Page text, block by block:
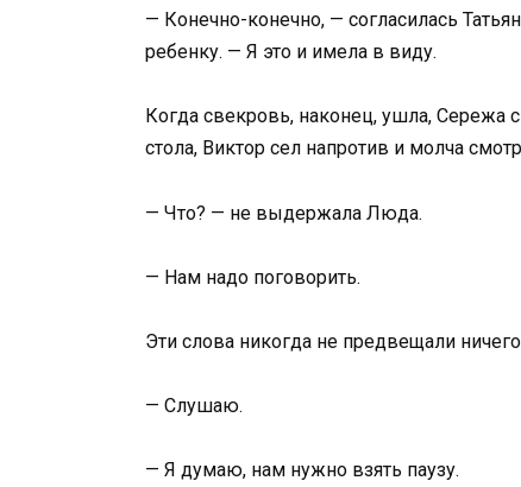
— Конечно-конечно, — согласилась
ребенку. — Я это и имела в виду.
Когда свекровь, наконец, ушла, Сережа
стола, Виктор сел напротив и молча
— Что? — не выдержала Люда.
— Нам надо поговорить.
Эти слова никогда не предвещали
— Слушаю.
— Я думаю, нам нужно взять паузу.